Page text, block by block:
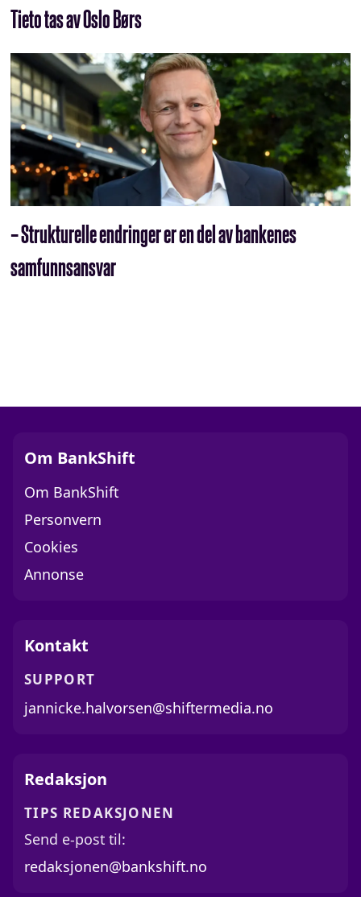
Tieto tas av Oslo Børs
– Strukturelle endringer er en del av bankenes
samfunnsansvar
Om BankShift
Om BankShift
Personvern
Cookies
Annonse
Kontakt
SUPPORT
jannicke.halvorsen@shiftermedia.no
Redaksjon
TIPS REDAKSJONEN
Send e-post til:
redaksjonen@bankshift.no